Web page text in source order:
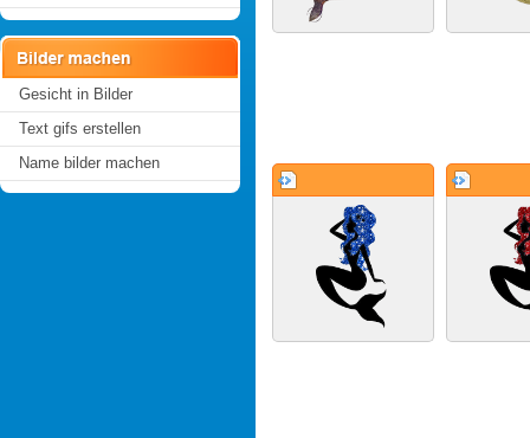
Gesicht in Bilder
Text gifs erstellen
Name bilder machen